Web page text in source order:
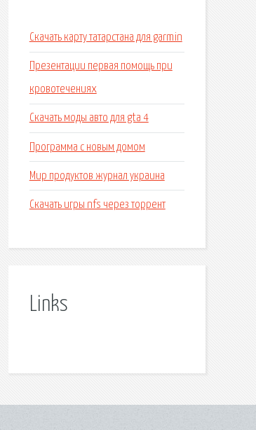
Скачать карту татарстана для garmin
Презентации первая помощь при
кровотечениях
Скачать моды авто для gta 4
Программа с новым домом
Мир продуктов журнал украина
Скачать игры nfs через торрент
Links